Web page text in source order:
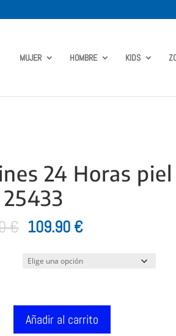
MUJER HOMBRE KIDS
24 Horas piel
€ El
original
129.90 €.
109.90 €El
actual
109.90 €.
Añadir al carrito